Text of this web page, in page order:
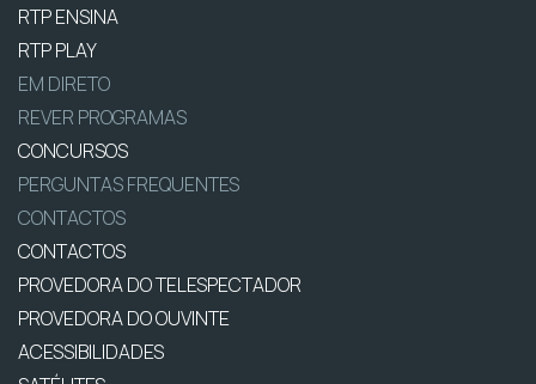
RTP ENSINA
RTP PLAY
EM DIRETO
REVER PROGRAMAS
CONCURSOS
PERGUNTAS FREQUENTES
CONTACTOS
CONTACTOS
PROVEDORA DO TELESPECTADOR
PROVEDORA DO OUVINTE
ACESSIBILIDADES